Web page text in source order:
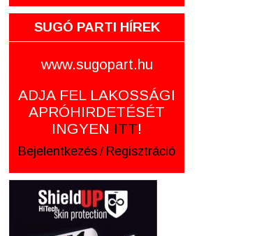
SUGÓ PARTI HÍREK
www.sugopart.hu
ADJA FEL LAKOSSÁGI
APRÓHIRDETÉSÉT
INGYEN ITT!
Bejelentkezés / Regisztráció